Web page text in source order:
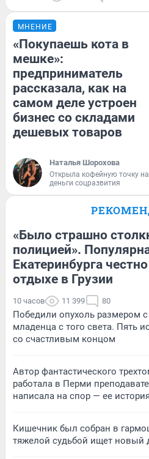
МНЕНИЕ
«Покупаешь кота в
мешке»:
предприниматель
рассказала, как на
самом деле устроен
бизнес со складами
дешевых товаров
Наталья Шорохова
Открыла кофейную точку на
деньги соцразвития
«Было страшно
полицией».
Екатеринбурга
отдыхе в Грузии
10 часов 11 399 80
Победили опухоль размером
младенца с того света. Пять
со счастливым концом
Автор фантастического
работала в Перми
написала на спор — ее история
Кишечник был собран в
тяжелой судьбой ищет новый